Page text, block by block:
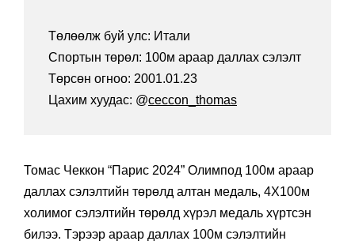
Төлөөлж буй улс: Итали
Спортын төрөл: 100м араар даллах сэлэлт
Төрсөн огноо: 2001.01.23
Цахим хуудас: @ceccon_thomas
Томас Чеккон “Парис 2024” Олимпод 100м араар
даллах сэлэлтийн төрөлд алтан медаль, 4X100м
холимог сэлэлтийн төрөлд хүрэл медаль хүртсэн
билээ. Тэрээр араар даллах 100м сэлэлтийн